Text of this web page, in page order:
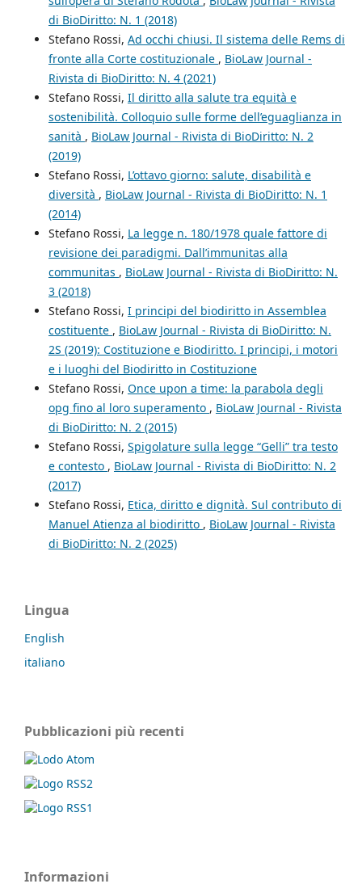
di BioDiritto: N. 1 (2018)
Stefano Rossi, Ad occhi chiusi. Il sistema delle Rems di
fronte alla Corte costituzionale , BioLaw Journal -
Rivista di BioDiritto: N. 4 (2021)
Stefano Rossi, Il diritto alla salute tra equità e
sostenibilità. Colloquio sulle forme dell’eguaglianza in
sanità , BioLaw Journal - Rivista di BioDiritto: N. 2
(2019)
Stefano Rossi, L’ottavo giorno: salute, disabilità e
diversità , BioLaw Journal - Rivista di BioDiritto: N. 1
(2014)
Stefano Rossi, La legge n. 180/1978 quale fattore di
revisione dei paradigmi. Dall’immunitas alla
communitas , BioLaw Journal - Rivista di BioDiritto: N.
3 (2018)
Stefano Rossi, I principi del biodiritto in Assemblea
costituente , BioLaw Journal - Rivista di BioDiritto: N.
2S (2019): Costituzione e Biodiritto. I principi, i motori
e i luoghi del Biodiritto in Costituzione
Stefano Rossi, Once upon a time: la parabola degli
opg fino al loro superamento , BioLaw Journal - Rivista
di BioDiritto: N. 2 (2015)
Stefano Rossi, Spigolature sulla legge “Gelli” tra testo
e contesto , BioLaw Journal - Rivista di BioDiritto: N. 2
(2017)
Stefano Rossi, Etica, diritto e dignità. Sul contributo di
Manuel Atienza al biodiritto , BioLaw Journal - Rivista
di BioDiritto: N. 2 (2025)
Lingua
English
italiano
Pubblicazioni più recenti
Informazioni